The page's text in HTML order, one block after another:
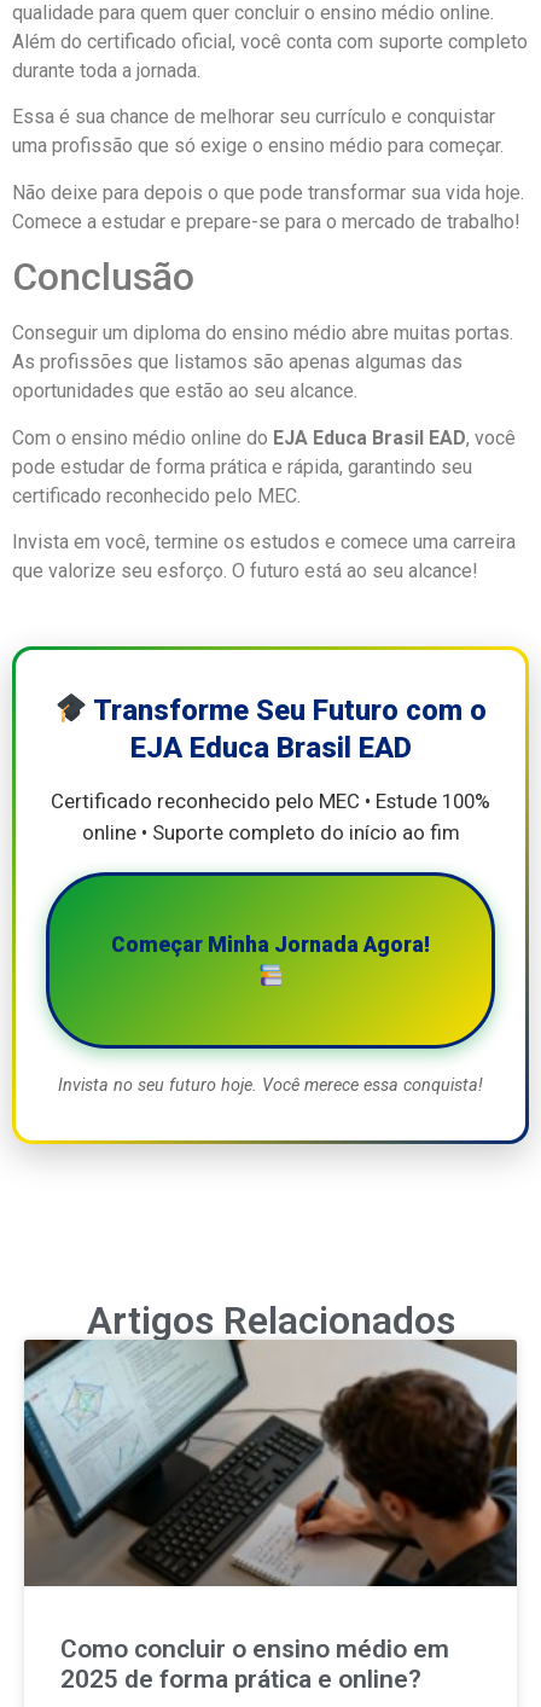
qualidade para quem quer concluir o ensino médio online.
Além do certificado oficial, você conta com suporte completo
durante toda a jornada.
Essa é sua chance de melhorar seu currículo e conquistar
uma profissão que só exige o ensino médio para começar.
Não deixe para depois o que pode transformar sua vida hoje.
Comece a estudar e prepare-se para o mercado de trabalho!
Conclusão
Conseguir um diploma do ensino médio abre muitas portas.
As profissões que listamos são apenas algumas das
oportunidades que estão ao seu alcance.
Com o ensino médio online do EJA Educa Brasil EAD, você
pode estudar de forma prática e rápida, garantindo seu
certificado reconhecido pelo MEC.
Invista em você, termine os estudos e comece uma carreira
que valorize seu esforço. O futuro está ao seu alcance!
Transforme Seu Futuro com o
EJA Educa Brasil EAD
Certificado reconhecido pelo MEC • Estude 100%
online • Suporte completo do início ao fim
Começar Minha Jornada Agora!
Invista no seu futuro hoje. Você merece essa conquista!
Artigos Relacionados
Como concluir o ensino médio em
2025 de forma prática e online?